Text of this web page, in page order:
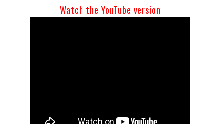
Watch the YouTube version